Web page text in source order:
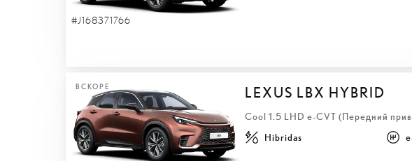
#J168371766
ВСКОРЕ LEXUS LBX HYBRID
Cool 1.5 LHD e-CVT (Передний
Hibridas